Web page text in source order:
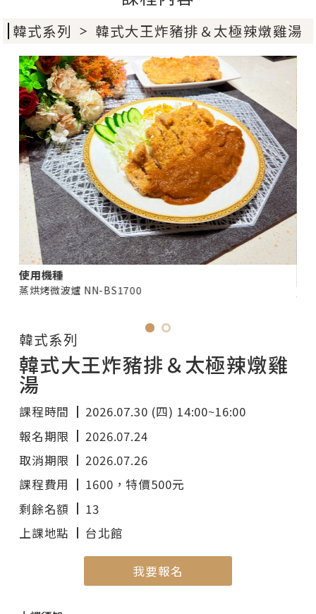
韓式系列 ＞ 韓式大王炸豬排＆太極辣燉雞湯
使用機種
蒸烘烤微波爐 NN-BS1700
韓式系列
韓式大王炸豬排＆太極辣燉雞
湯
課程時間
2026.07.30 (四) 14:00~16:00
報名期限
2026.07.24
取消期限
2026.07.26
課程費用
1600 ，特價500元
剩餘名額
13
上課地點
台北館
我要報名